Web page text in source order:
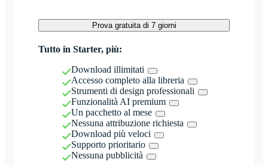
Prova gratuita di 7 giorni
Tutto in Starter, più:
Download illimitati
Accesso completo alla libreria
Strumenti di design professionali
Funzionalità AI premium
Un pacchetto al mese
Nessuna attribuzione richiesta
Download più veloci
Supporto prioritario
Nessuna pubblicità